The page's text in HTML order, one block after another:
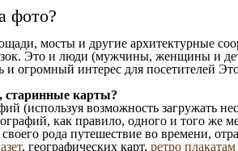
фото?
мосты и другие архитектурные
Это и люди (мужчины, женщины и
и огромный интерес для посетителей
карты?
(используя возможность загружать
как правило, одного и того же
рода путешествие во времени,
, географических карт, ретро плакатам